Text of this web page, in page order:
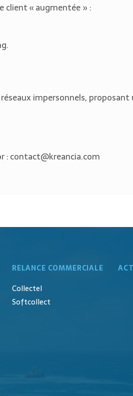
client « augmentée » :
impersonnels,
: contact@kreancia.com
RELANCE COMMERCIALE
Collectel
Softcollect